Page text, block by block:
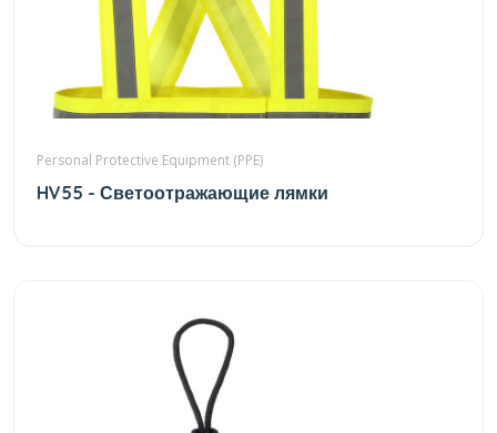
Personal Protective Equipment (PPE)
HV55 - Светоотражающие лямки